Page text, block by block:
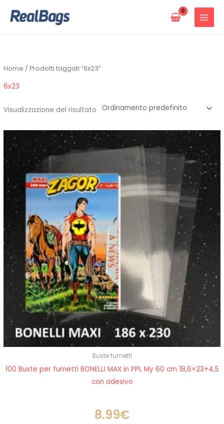
Home / Prodotti taggati “6x23”
6x23
Visualizzazione del risultato
Buste fumetti
100 Buste per fumetti BONELLI MAX in PPL My 60 cm 18,6×23+4,5
con adesivo
8.99€